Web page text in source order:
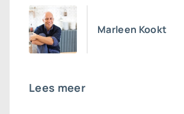
Marleen Kookt
Lees meer